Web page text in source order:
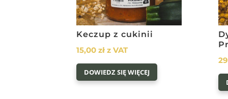
Keczup z cukinii
15,00zł z VAT
DOWIEDZ SIĘ WIĘCEJ